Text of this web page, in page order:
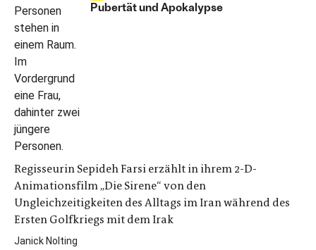
Pubertät und Apokalypse
Regisseurin Sepideh Farsi erzählt in ihrem 2-D-
Animationsfilm „Die Sirene“ von den
Ungleichzeitigkeiten des Alltags im Iran während des
Ersten Golfkriegs mit dem Irak
Janick Nolting